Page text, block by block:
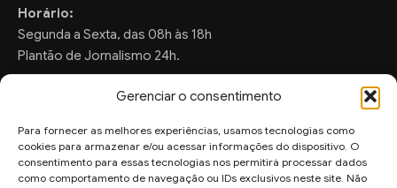
Gerenciar o consentimento
Para fornecer as melhores experiências, usamos tecnologias como
cookies para armazenar e/ou acessar informações do dispositivo. O
consentimento para essas tecnologias nos permitirá processar dados
como comportamento de navegação ou IDs exclusivos neste site. Não
Horário:
Segunda a Sexta, das 08h às 18h
Plantão de Jornalismo 24h.
FALE CONOSCO
Sugestões de Pauta: